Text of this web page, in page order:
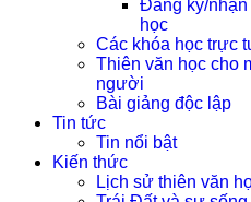
Đăng ký/
học
Các khóa học trực
Thiên văn học cho
người
Bài giảng độc lập
Tin tức
Tin nổi bật
Kiến thức
Lịch sử thiên văn